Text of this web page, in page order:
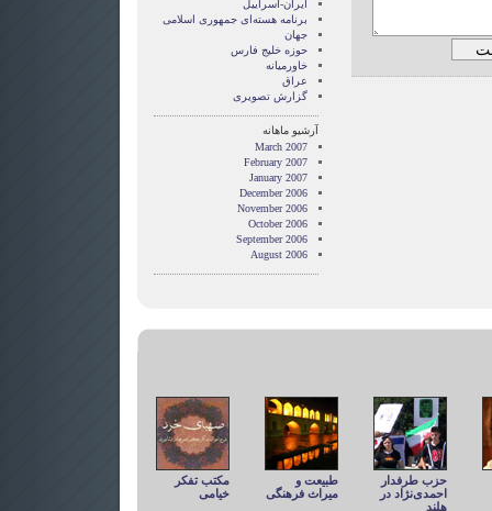
ایران-اسراییل
برنامه هسته‌ای جمهوری اسلامی
جهان
حوزه خلیج فارس
خاورمیانه
عراق
گزارش تصويری
آرشیو ماهانه
March 2007
February 2007
January 2007
December 2006
November 2006
October 2006
September 2006
August 2006
حزب طرفدار
احمدی‌نژاد در
هلند
طبیعت و
میراث فرهنگی
مکتب تفكر
خيامی